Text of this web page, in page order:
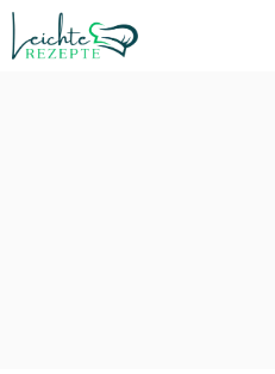
Zum
Inhalt